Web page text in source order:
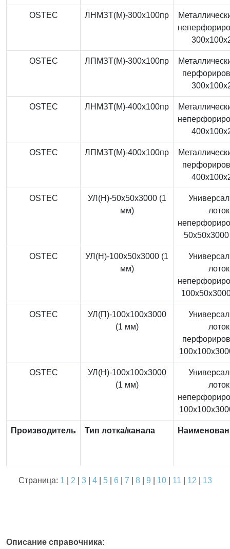
OSTEC ЛНМЗТ(М)-300x100пр
OSTEC ЛПМЗТ(М)-300x100пр
OSTEC ЛНМЗТ(М)-400x100пр
OSTEC ЛПМЗТ(М)-400x100пр
OSTEC
УЛ(Н)-50x50x3000 (1
мм)
лоток
OSTEC
УЛ(Н)-100x50x3000 (1
мм)
лоток
OSTEC
УЛ(П)-100x100x3000
(1 мм)
лоток
OSTEC
УЛ(Н)-100x100x3000
(1 мм)
лоток
Производитель Тип лотка/канала
Страница: 1 2 3| 4| 5| 6 7 8| 9 10| 11 12 13
Описание справочника: